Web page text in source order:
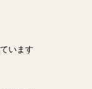
います